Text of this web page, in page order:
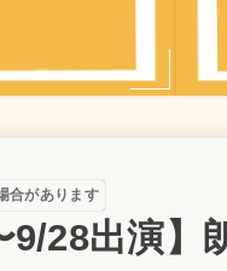
合があります
9/28出演